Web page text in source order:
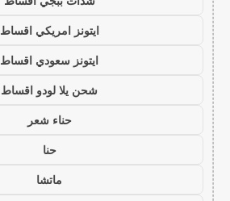
ايتونز امريكي اقساط
ايتونز سعودي اقساط
شحن يلا لودو اقساط
حناء شعر
حنا
ماتشا